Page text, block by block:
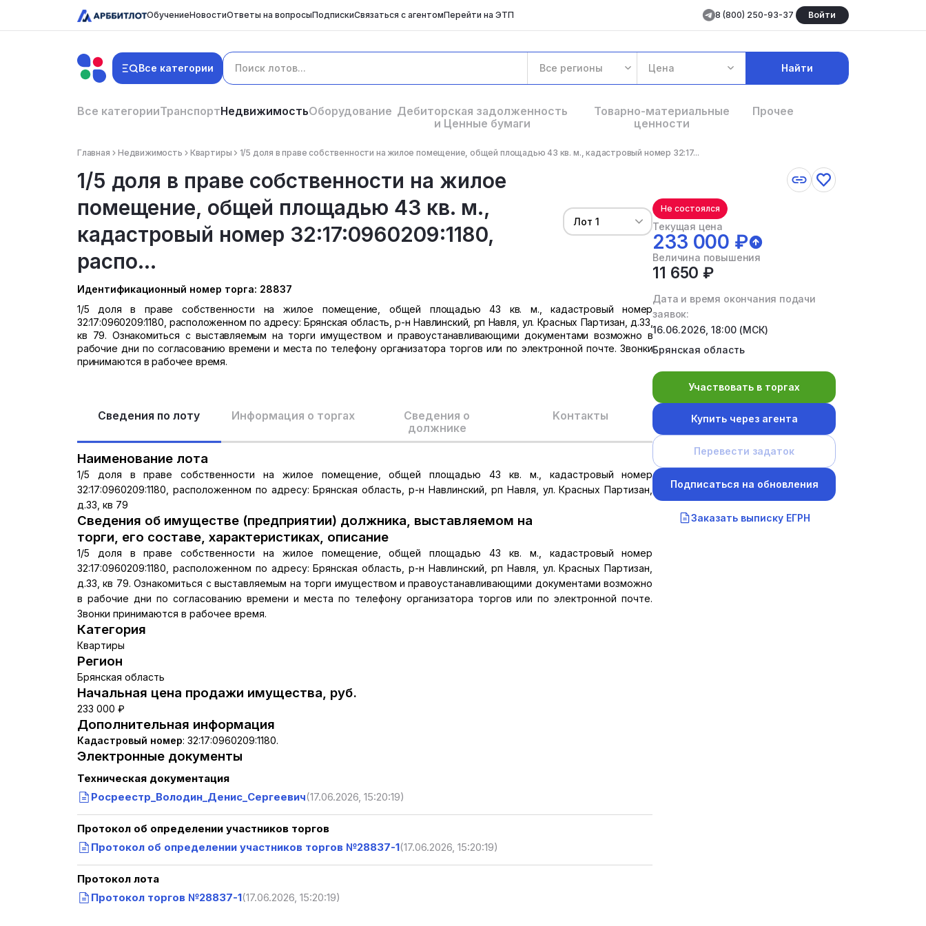
ОбучениеНовостиОтветы на вопросыПодпискиСвязаться с агентомПерейти на ЭТП 8 (800) 250-93-37 Войти
Все категории Все регионы Цена Найти
Все категорииТранспортНедвижимостьОборудование Дебиторская задолженность
и Ценные бумаги
Товарно-материальные
ценности
Прочее
Главная Недвижимость Квартиры 1/5 доля в праве собственности на жилое помещение, общей площадью 43 кв. м., кадастровый номер 32:17...
1/5 доля в праве собственности на жилое
помещение, общей площадью 43 кв. м.,
кадастровый номер 32:17:0960209:1180,
распо...
Лот 1
Идентификационный номер торга: 28837
1/5 доля в праве собственности на жилое помещение, общей площадью 43 кв. м., кадастровый номер
32:17:0960209:1180, расположенном по адресу: Брянская область, р-н Навлинский, рп Навля, ул. Красных Партизан, д.33,
кв 79. Ознакомиться с выставляемым на торги имуществом и правоустанавливающими документами возможно в
рабочие дни по согласованию времени и места по телефону организатора торгов или по электронной почте. Звонки
принимаются в рабочее время.
Сведения по лоту Информация о торгах
Сведения о
должнике
Kонтакты
Наименование лота
1/5 доля в праве собственности на жилое помещение, общей площадью 43 кв. м., кадастровый номер
32:17:0960209:1180, расположенном по адресу: Брянская область, р-н Навлинский, рп Навля, ул. Красных Партизан,
д.33, кв 79
Сведения об имуществе (предприятии) должника, выставляемом на
торги, его составе, характеристиках, описание
1/5 доля в праве собственности на жилое помещение, общей площадью 43 кв. м., кадастровый номер
32:17:0960209:1180, расположенном по адресу: Брянская область, р-н Навлинский, рп Навля, ул. Красных Партизан,
д.33, кв 79. Ознакомиться с выставляемым на торги имуществом и правоустанавливающими документами возможно
в рабочие дни по согласованию времени и места по телефону организатора торгов или по электронной почте.
Звонки принимаются в рабочее время.
Категория
Квартиры
Регион
Брянская область
Начальная цена продажи имущества, руб.
233 000 ₽
Дополнительная информация
Кадастровый номер: 32:17:0960209:1180.
Электронные документы
Техническая документация
Росреестр_Володин_Денис_Сергеевич(17.06.2026, 15:20:19)
Протокол об определении участников торгов
Протокол об определении участников торгов №28837-1(17.06.2026, 15:20:19)
Протокол лота
Протокол торгов №28837-1(17.06.2026, 15:20:19)
Не состоялся
Текущая цена
233 000 ₽
Величина повышения
11 650 ₽
Дата и время окончания подачи
заявок:
16.06.2026, 18:00 (МСК)
Брянская область
Участвовать в торгах
Купить через агента
Перевести задаток
Подписаться на обновления
Заказать выписку ЕГРН